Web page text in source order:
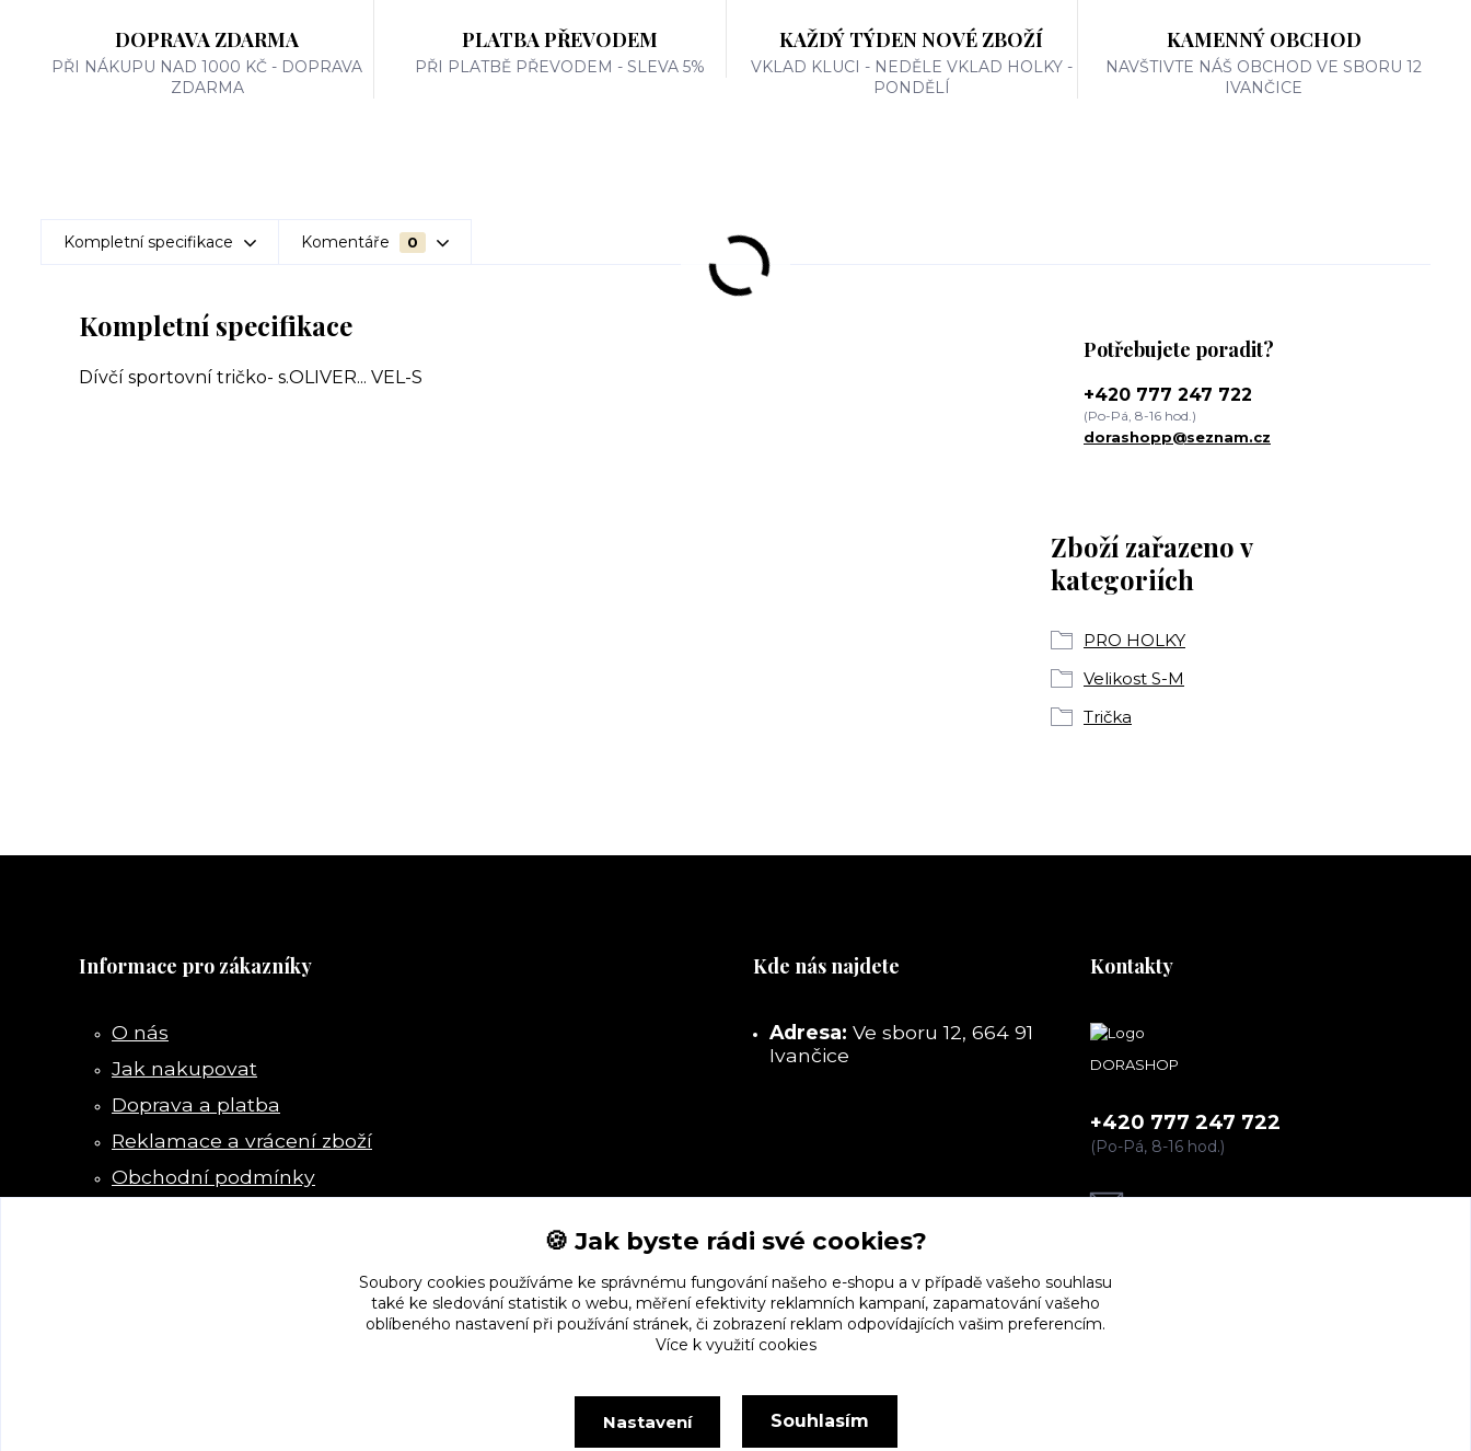
DOPRAVA ZDARMA
PŘI NÁKUPU NAD 1000 KČ - DOPRAVA
ZDARMA
PLATBA PŘEVODEM
PŘI PLATBĚ PŘEVODEM - SLEVA 5%
KAŽDÝ TÝDEN NOVÉ ZBOŽÍ
VKLAD KLUCI - NEDĚLE VKLAD HOLKY -
PONDĚLÍ
KAMENNÝ OBCHOD
NAVŠTIVTE NÁŠ OBCHOD VE SBORU 12
IVANČICE
Kompletní specifikace Komentáře 0
Kompletní specifikace
Dívčí sportovní tričko- s.OLIVER... VEL-S
Zboží zařazeno v
kategoriích
PRO HOLKY
Velikost S-M
Trička
Potřebujete poradit?
+420 777 247 722
(Po-Pá, 8-16 hod.)
dorashopp@seznam.cz
Informace pro zákazníky
O nás
Jak nakupovat
Doprava a platba
Reklamace a vrácení zboží
Obchodní podmínky
Kde nás najdete
Adresa: Ve sboru 12, 664 91
Ivančice
Kontakty
DORASHOP
+420 777 247 722
(Po-Pá, 8-16 hod.)
dorashopp@seznam.cz
🍪 Jak byste rádi své cookies?
Soubory cookies používáme ke správnému fungování našeho e-shopu a v případě vašeho souhlasu
také ke sledování statistik o webu, měření efektivity reklamních kampaní, zapamatování vašeho
oblíbeného nastavení při používání stránek, či zobrazení reklam odpovídajících vašim preferencím.
Více k využití cookies
Nastavení Souhlasím